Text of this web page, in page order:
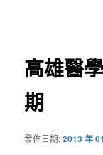
覽
高雄醫
期
發佈日期:2013 年